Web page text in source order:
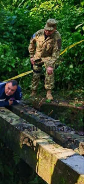
en Santa Ana